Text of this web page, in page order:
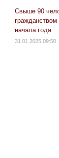
Свыше 90
гражданством
начала года
31.01.2025 09:50